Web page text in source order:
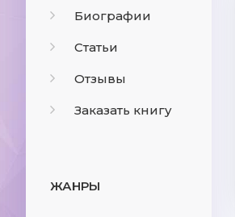
Биографии
Статьи
Отзывы
Заказать книгу
ЖАНРЫ